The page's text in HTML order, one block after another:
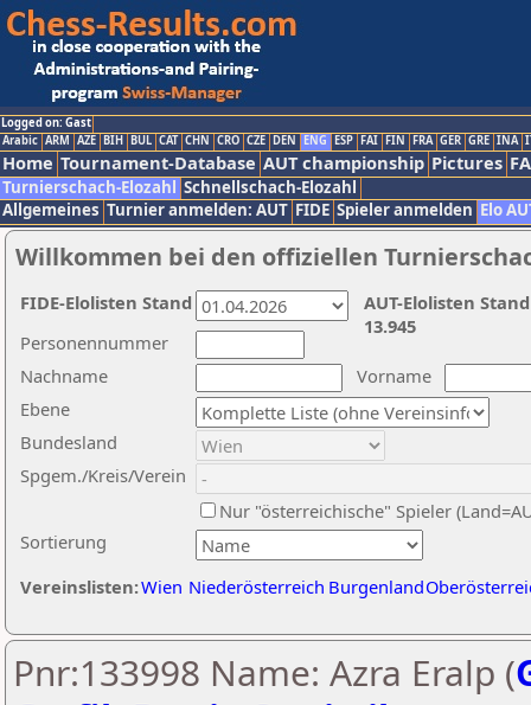
Logged on: Gast
Arabic ARM AZE BIH BUL CAT CHN CRO CZE DEN ENG ESP FAI FIN FRA GER GRE INA
Home Tournament-Database AUT championship Pictures
Turnierschach-Elozahl Schnellschach-Elozahl
Allgemeines Turnier anmelden: AUT FIDE Spieler anmelden Elo
Willkommen bei den offiziellen
Nachname
Vorname
Ebene
Sortierung
Personennummer
Bundesland
Spgem./Kreis/Verein
Nur "österreichische" Spieler
Vereinslisten:Wien Niederösterreich Burgenland
AUT-Elolisten
13.945
FIDE-Elolisten Stand
Pnr:133998 Name: Azra Eralp (